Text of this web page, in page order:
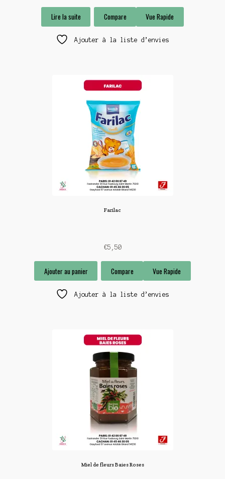
Lire la suite Compare Vue Rapide
Ajouter à la liste d’envies
Farilac
€5,50
Ajouter au panier Compare Vue Rapide
Ajouter à la liste d’envies
Miel de fleurs Baies Roses